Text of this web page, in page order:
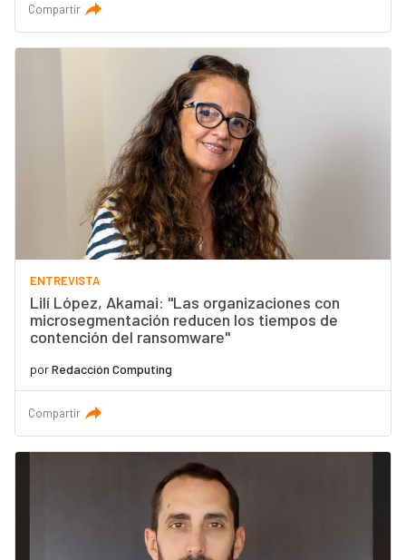
Compartir
ENTREVISTA
Lilí López, Akamai: "Las organizaciones con
microsegmentación reducen los tiempos de
contención del ransomware"
porRedacción Computing
Compartir